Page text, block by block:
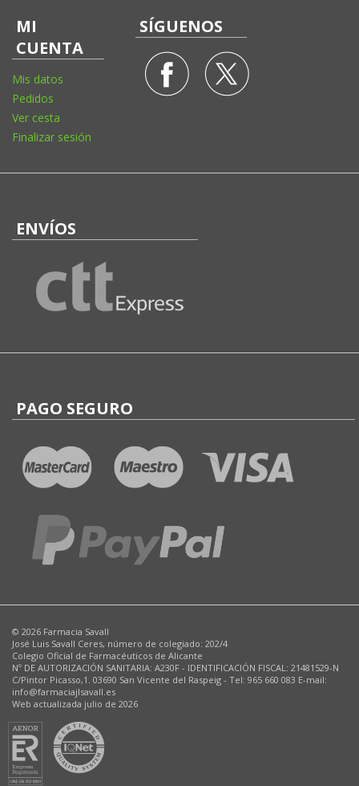
MI
CUENTA
Mis datos
Pedidos
Ver cesta
Finalizar sesión
SÍGUENOS
ENVÍOS
PAGO SEGURO
© 2026 Farmacia Savall
José Luis Savall Ceres, número de colegiado: 202/4
Colegio Oficial de Farmacéuticos de Alicante
Nº DE AUTORIZACIÓN SANITARIA: A230F - IDENTIFICACIÓN FISCAL: 21481529-N
C/Pintor Picasso,1. 03690 San Vicente del Raspeig - Tel: 965 660 083 E-mail:
info@farmaciajlsavall.es
Web actualizada julio de 2026